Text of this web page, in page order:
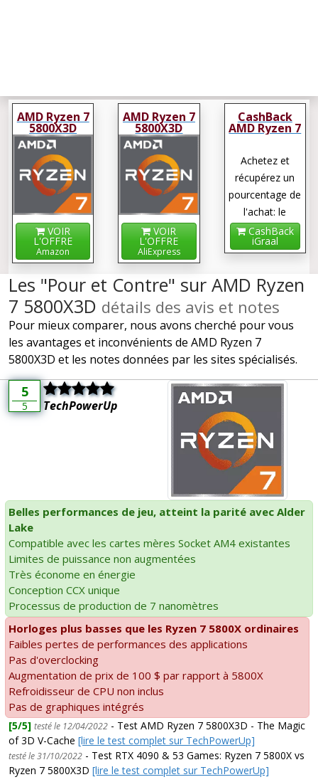
AMD Ryzen 7
5800X3D
VOIR
L'OFFRE
Amazon
AMD Ryzen 7
5800X3D
VOIR
L'OFFRE
AliExpress
CashBack
AMD Ryzen 7
5800X3D
Achetez et
récupérez un
pourcentage de
l'achat: le
cashback !
CashBack
iGraal
Les "Pour et Contre" sur AMD Ryzen
7 5800X3D détails des avis et notes
Pour mieux comparer, nous avons cherché pour vous
les avantages et inconvénients de AMD Ryzen 7
5800X3D et les notes données par les sites spécialisés.
5
5 TechPowerUp
Belles performances de jeu, atteint la parité avec Alder
Lake
Compatible avec les cartes mères Socket AM4 existantes
Limites de puissance non augmentées
Très économe en énergie
Conception CCX unique
Processus de production de 7 nanomètres
Horloges plus basses que les Ryzen 7 5800X ordinaires
Faibles pertes de performances des applications
Pas d'overclocking
Augmentation de prix de 100 $ par rapport à 5800X
Refroidisseur de CPU non inclus
Pas de graphiques intégrés
[5/5] testé le 12/04/2022 - Test AMD Ryzen 7 5800X3D - The Magic
of 3D V-Cache [lire le test complet sur TechPowerUp]
testé le 31/10/2022 - Test RTX 4090 & 53 Games: Ryzen 7 5800X vs
Ryzen 7 5800X3D [lire le test complet sur TechPowerUp]